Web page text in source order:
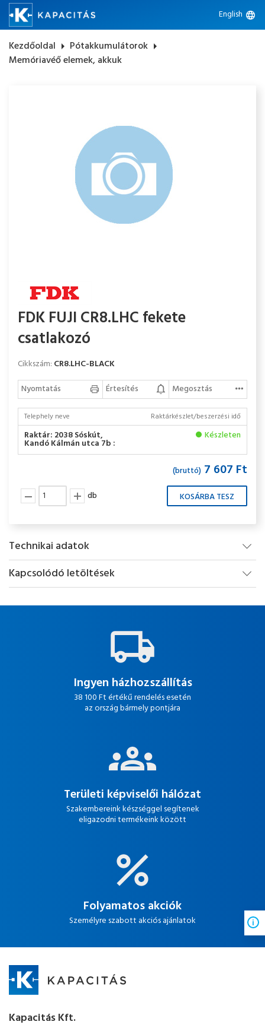
English language
Kezdőoldal arrow_right Pótakkumulátorok arrow_right
Memóriavéő elemek, akkuk
FDK FUJI CR8.LHC fekete
csatlakozó
Cikkszám: CR8.LHC-BLACK
Nyomtatás
Értesítés Megosztás
Telephely neve Raktárkészlet/beszerzési idő
Raktár: 2038 Sóskút,
Kandó Kálmán utca 7b :
Készleten
(bruttó) 7 607 Ft
db
Technikai adatok
Kapcsolódó letöltések
Ingyen házhozszállítás
38 100 Ft értékű rendelés esetén
az ország bármely pontjára
Területi képviselői hálózat
Szakembereink készséggel segítenek
eligazodni termékeink között
Folyamatos akciók
Személyre szabott akciós ajánlatok
Kapacitás Kft.